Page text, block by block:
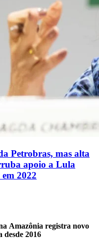
Petrobras, mas alta
apoio a Lula
2022
Amazônia registra novo
desde 2016